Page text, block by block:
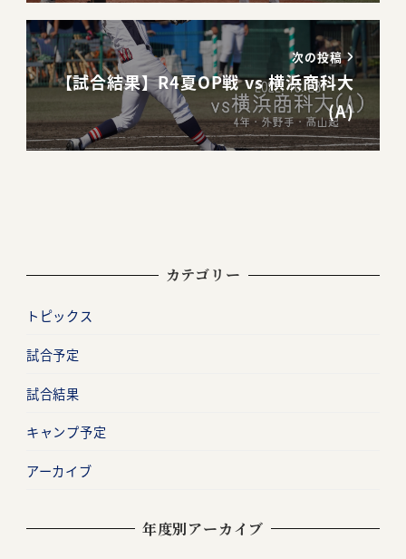
次の投稿
【試合結果】R4夏OP戦 vs 横浜商科大
(A)
カテゴリー
トピックス
試合予定
試合結果
キャンプ予定
アーカイブ
年度別アーカイブ